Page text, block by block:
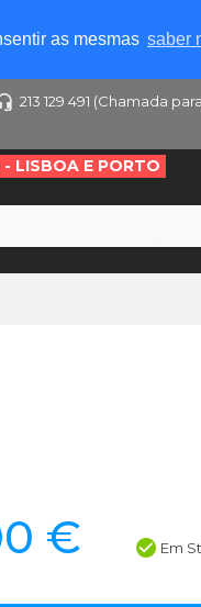
as mesmas saber
213 129 491 (Chamada
LISBOA E PORTO
€ Em